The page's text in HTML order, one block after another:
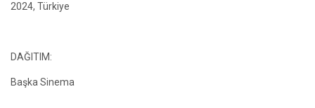
2024, Türkiye
DAĞITIM:
Başka Sinema